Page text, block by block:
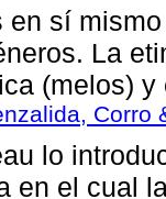
en sí
La
(melos)
Corro
lo
en el cual